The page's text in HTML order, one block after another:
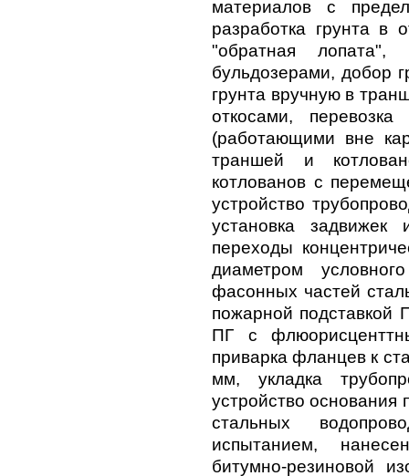
материалов с
разработка грунта в
"обратная
бульдозерами, добор
грунта вручную в
откосами, перевозка
(работающими вне
траншей и
котлованов с
устройство
установка задвижек
переходы
диаметром
фасонных частей
пожарной подставкой
ПГ с
приварка фланцев к
мм, укладка
устройство основания
стальных
испытанием,
битумно-резиновой